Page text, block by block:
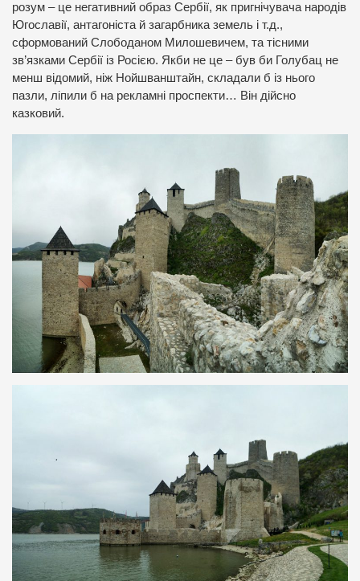
розум – це негативний образ Сербії, як пригнічувача народів
Югославії, антагоніста й загарбника земель і т.д.,
сформований Слободаном Милошевичем, та тісними
зв’язками Сербії із Росією. Якби не це – був би Голубац не
менш відомий, ніж Нойшванштайн, складали б із нього
пазли, ліпили б на рекламні проспекти… Він дійсно
казковий.